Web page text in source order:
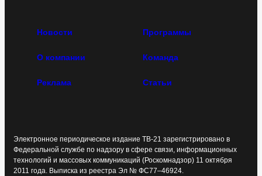
Новости Программы
О компании Команда
Реклама Статьи
Электронное периодическое издание ТВ-21 зарегистрировано в
Федеральной службе по надзору в сфере связи, информационных
технологий и массовых коммуникаций (Роскомнадзор) 11 октября
2011 года. Выписка из реестра Эл № ФС77–46924.